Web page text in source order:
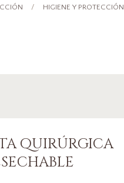
HIGIENE Y PROTECCIÓN
QUIRÚRGICA